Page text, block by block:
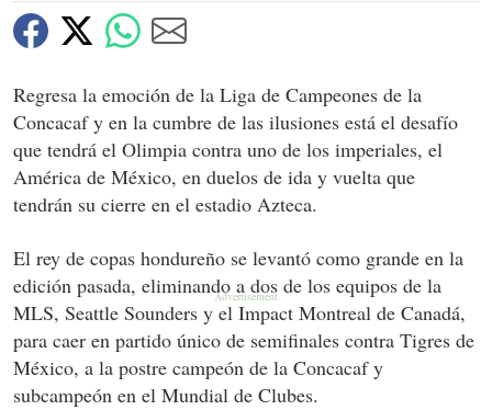
Regresa la emoción de la Liga de Campeones de la
Concacaf y en la cumbre de las ilusiones está el desafío
que tendrá el Olimpia contra uno de los imperiales, el
América de México, en duelos de ida y vuelta que
tendrán su cierre en el estadio Azteca.
El rey de copas hondureño se levantó como grande en la
edición pasada, eliminando a dos de los equipos de la
MLS, Seattle Sounders y el Impact Montreal de Canadá,
para caer en partido único de semifinales contra Tigres de
México, a la postre campeón de la Concacaf y
subcampeón en el Mundial de Clubes.